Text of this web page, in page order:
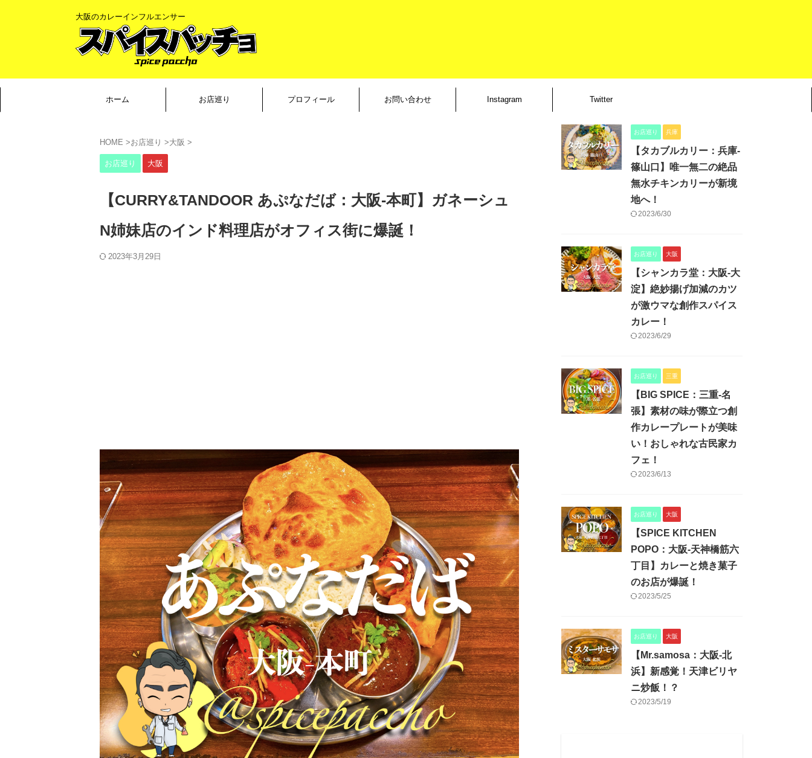
大阪のカレーインフルエンサー
ホーム お店巡り プロフィール お問い合わせ Instagram Twitter
HOME >お店巡り >大阪 >
お店巡り 大阪
【CURRY&TANDOOR あぷなだば：大阪-本町】ガネーシュ
N姉妹店のインド料理店がオフィス街に爆誕！
2023年3月29日
お店巡り 兵庫
【タカブルカリー：兵庫-
篠山口】唯一無二の絶品
無水チキンカリーが新境
地へ！
2023/6/30
お店巡り 大阪
【シャンカラ堂：大阪-大
淀】絶妙揚げ加減のカツ
が激ウマな創作スパイス
カレー！
2023/6/29
お店巡り 三重
【BIG SPICE：三重-名
張】素材の味が際立つ創
作カレープレートが美味
い！おしゃれな古民家カ
フェ！
2023/6/13
お店巡り 大阪
【SPICE KITCHEN
POPO：大阪-天神橋筋六
丁目】カレーと焼き菓子
のお店が爆誕！
2023/5/25
お店巡り 大阪
【Mr.samosa：大阪-北
浜】新感覚！天津ビリヤ
ニ炒飯！？
2023/5/19